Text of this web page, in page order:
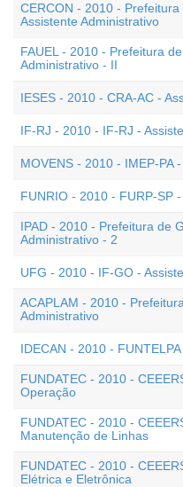
CERCON - 2010 -
Assistente Administrativo
FAUEL - 2010 - Prefeitura
Administrativo - II
IESES - 2010 - CRA-AC -
IF-RJ - 2010 - IF-RJ -
MOVENS - 2010 - IMEP-PA
FUNRIO - 2010 - FURP-SP
IPAD - 2010 - Prefeitura de
Administrativo - 2
UFG - 2010 - IF-GO -
ACAPLAM - 2010 -
Administrativo
IDECAN - 2010 -
FUNDATEC - 2010 -
Operação
FUNDATEC - 2010 -
Manutenção de Linhas
FUNDATEC - 2010 -
Elétrica e Eletrônica